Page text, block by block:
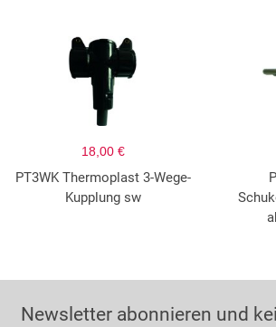
18,00 €
PT3WK Thermoplast 3-Wege-
Kupplung sw
Newsletter abonnieren und